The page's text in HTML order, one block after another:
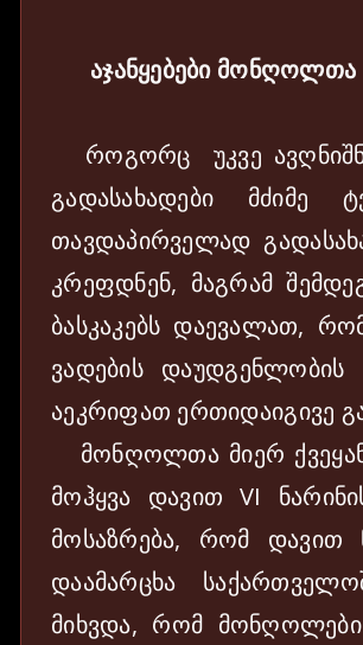
აჯანყებები მონღოლთა
როგორც უკვე
გადასახადები მძიმე
თავდაპირველად
კრეფდნენ, მაგრამ
ბასკაკებს დაევალათ,
ვადების
აეკრიფათ ერთიდაიგივე
მონღოლთა მიერ
მოჰყვა დავით VI
მოსაზრება, რომ დავით
დაამარცხა
მიხვდა, რომ